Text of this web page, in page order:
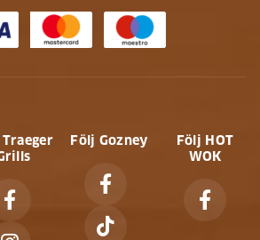
Följ Gozney
Följ HOT
WOK